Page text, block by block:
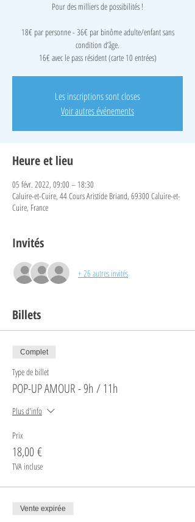
Pour des milliers de possibilités !
18€ par personne - 36€ par binôme adulte/enfant sans
condition d’âge.
16€ avec le pass résident (carte 10 entrées)
Les inscriptions sont closes
Voir autres événements
Heure et lieu
05 févr. 2022, 09:00 – 18:30
Caluire-et-Cuire, 44 Cours Aristide Briand, 69300 Caluire-et-
Cuire, France
Invités
+ 26 autres invités
Billets
Complet
Type de billet
POP-UP AMOUR - 9h / 11h
Plus d'info
Prix
18,00 €
TVA incluse
Vente expirée